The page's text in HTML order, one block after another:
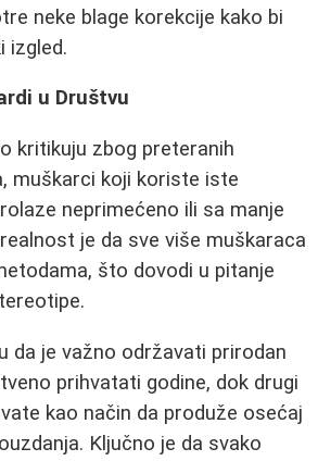
neke blage korekcije kako bi
izgled.
u Društvu
kritikuju zbog preteranih
muškarci koji koriste iste
neprimećeno ili sa manje
je da sve više muškaraca
što dovodi u pitanje
da je važno održavati prirodan
prihvatati godine, dok drugi
kao način da produže osećaj
Ključno je da svako